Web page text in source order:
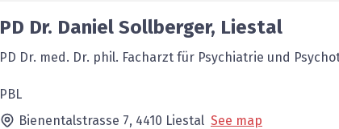
PD Dr. Daniel Sollberger, Liestal
PD Dr. med. Dr. phil. Facharzt für Psychiatrie und
PBL
Bienentalstrasse 7, 4410 Liestal See map